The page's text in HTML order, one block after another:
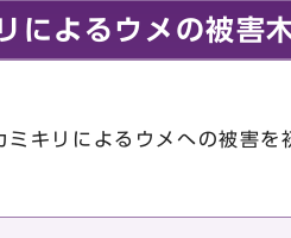
によるウメの被害
キリによるウメへの被害